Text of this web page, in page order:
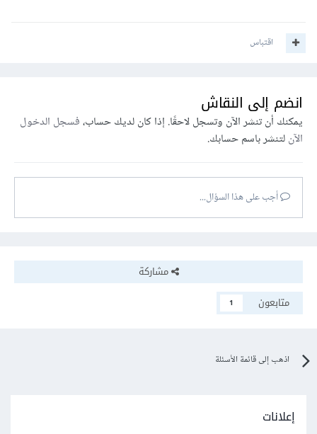
اقتباس
انضم إلى النقاش
يمكنك أن تنشر الآن وتسجل لاحقًا. إذا كان لديك حساب،فسجل الدخول
الآنلتنشر باسم حسابك.
أجب على هذا السؤال...
مشاركة
متابعون
1
اذهب إلى قائمة الأسئلة
إعلانات